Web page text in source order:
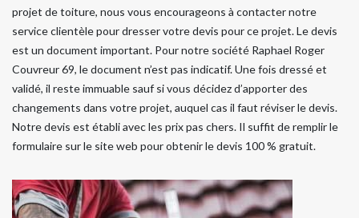
projet de toiture, nous vous encourageons à contacter notre
service clientèle pour dresser votre devis pour ce projet. Le devis
est un document important. Pour notre société Raphael Roger
Couvreur 69, le document n’est pas indicatif. Une fois dressé et
validé, il reste immuable sauf si vous décidez d’apporter des
changements dans votre projet, auquel cas il faut réviser le devis.
Notre devis est établi avec les prix pas chers. Il suffit de remplir le
formulaire sur le site web pour obtenir le devis 100 % gratuit.